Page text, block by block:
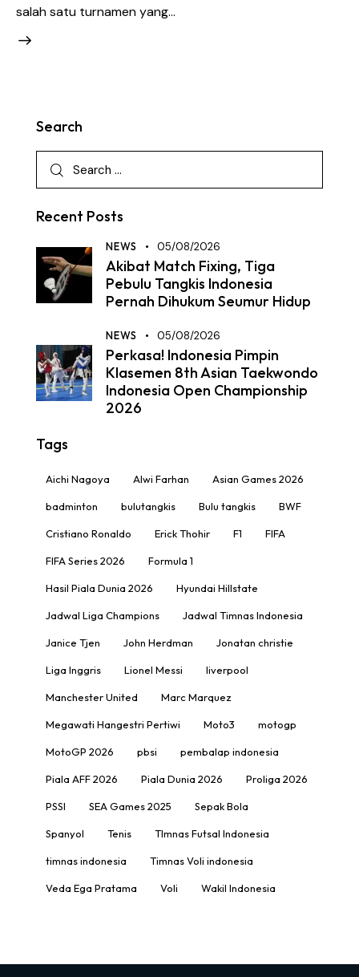
salah satu turnamen yang…
Search
Recent Posts
NEWS 05/08/2026
Akibat Match Fixing, Tiga
Pebulu Tangkis Indonesia
Pernah Dihukum Seumur Hidup
NEWS 05/08/2026
Perkasa! Indonesia Pimpin
Klasemen 8th Asian Taekwondo
Indonesia Open Championship
2026
Tags
Aichi Nagoya Alwi Farhan Asian Games 2026
badminton bulutangkis Bulu tangkis BWF
Cristiano Ronaldo Erick Thohir F1 FIFA
FIFA Series 2026 Formula 1
Hasil Piala Dunia 2026 Hyundai Hillstate
Jadwal Liga Champions Jadwal Timnas Indonesia
Janice Tjen John Herdman Jonatan christie
Liga Inggris Lionel Messi liverpool
Manchester United Marc Marquez
Megawati Hangestri Pertiwi Moto3 motogp
MotoGP 2026 pbsi pembalap indonesia
Piala AFF 2026 Piala Dunia 2026 Proliga 2026
PSSI SEA Games 2025 Sepak Bola
Spanyol Tenis TImnas Futsal Indonesia
timnas indonesia Timnas Voli indonesia
Veda Ega Pratama Voli Wakil Indonesia